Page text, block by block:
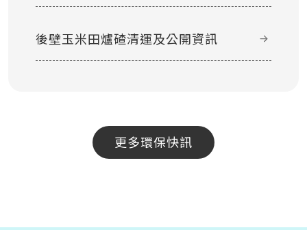
後壁玉米田爐碴清運及公開資訊
更多環保快訊